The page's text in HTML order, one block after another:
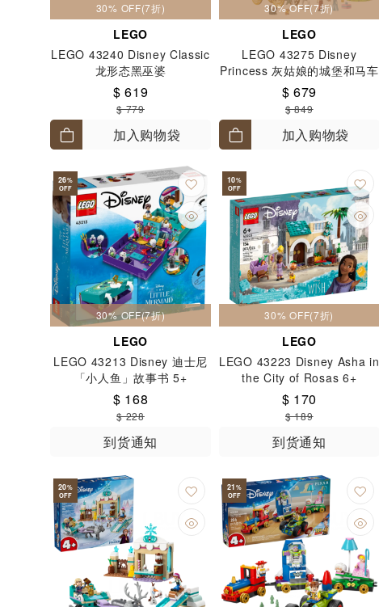
30% OFF(7折)
LEGO
LEGO 43240 Disney Classic
龙形态黑巫婆
$ 619
$ 779
加入购物袋
30% OFF(7折)
LEGO
LEGO 43275 Disney
Princess 灰姑娘的城堡和马车
6+
$ 679
$ 849
加入购物袋
26%
OFF
30% OFF(7折)
LEGO
LEGO 43213 Disney 迪士尼
「小人鱼」故事书 5+
$ 168
$ 228
到货通知
10%
OFF
30% OFF(7折)
LEGO
LEGO 43223 Disney Asha in
the City of Rosas 6+
$ 170
$ 189
到货通知
20%
OFF
21%
OFF